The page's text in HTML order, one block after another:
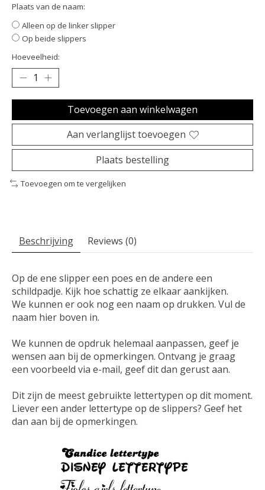
Plaats van de naam:
Alleen op de linker slipper
Op beide slippers
Hoeveelheid:
Toevoegen aan winkelwagen
Aan verlanglijst toevoegen
Plaats bestelling
Toevoegen om te vergelijken
Beschrijving Reviews (0)
Op de ene slipper een poes en de andere een
schildpadje. Kijk hoe schattig ze elkaar aankijken.
We kunnen er ook nog een naam op drukken. Vul de
naam hier boven in.
We kunnen de opdruk helemaal aanpassen, geef je
wensen aan bij de opmerkingen. Ontvang je graag
een voorbeeld via e-mail, geef dit dan gerust aan.
Dit zijn de meest gebruikte lettertypen op dit moment.
Liever een ander lettertype op de slippers? Geef het
dan aan bij de opmerkingen.